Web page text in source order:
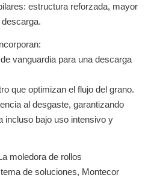
estructura reforzada, mayor
vanguardia para una descarga
que optimizan el flujo del grano.
al desgaste, garantizando
incluso bajo uso intensivo y
moledora de rollos
de soluciones, Montecor